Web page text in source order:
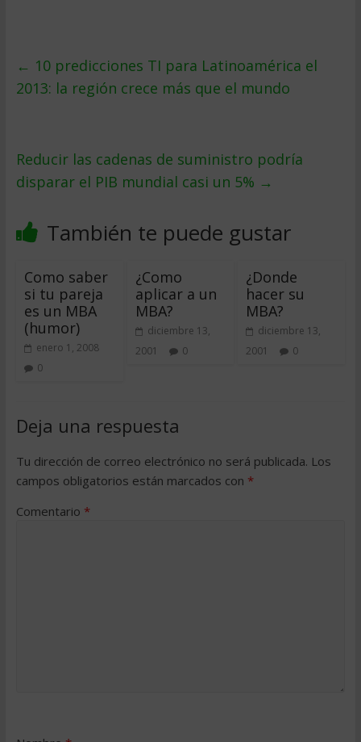
← 10 predicciones TI para Latinoamérica el
2013: la región crece más que el mundo
Reducir las cadenas de suministro podría
disparar el PIB mundial casi un 5% →
También te puede gustar
Como saber
si tu pareja
es un MBA
(humor)
enero 1, 2008
0
¿Como
aplicar a un
MBA?
diciembre 13,
2001
0
¿Donde
hacer su
MBA?
diciembre 13,
2001
0
Deja una respuesta
Tu dirección de correo electrónico no será publicada. Los
campos obligatorios están marcados con *
Comentario *